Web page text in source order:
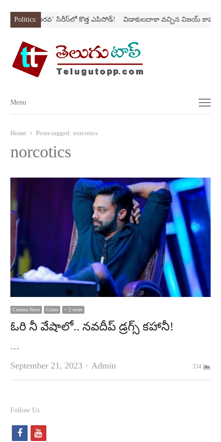
Politics:‘అర‌వ’ సిరీస్‌లో కొత్త ఎపిసోడ్‌! విడాకులదాకా వచ్చిన విజయ్‌ కాపురం
Menu
Menu
Home Posts tagged: norcotics
norcotics
Cinema News Crime + 2 more
ఓరి నీ వేషాలో.. నవదీప్‌ డ్రగ్స్‌ కహానీ!
…
September 21, 2023
Author
Admin 334
Follow Us
f
y